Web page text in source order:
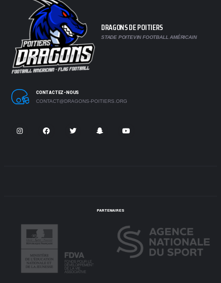
DRAGONS DE POITIERS
STADE POITEVIN FOOTBALL AMÉRICAIN
CONTACTEZ-NOUS
CONTACT@DRAGONS-POITIERS.ORG
PARTENAIRES